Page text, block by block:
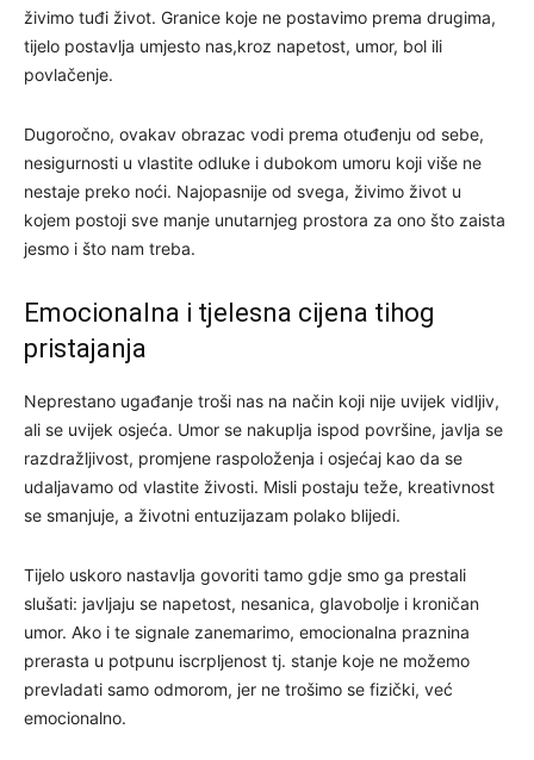
živimo tuđi život. Granice koje ne postavimo prema drugima,
tijelo postavlja umjesto nas,kroz napetost, umor, bol ili
povlačenje.
Dugoročno, ovakav obrazac vodi prema otuđenju od sebe,
nesigurnosti u vlastite odluke i dubokom umoru koji više ne
nestaje preko noći. Najopasnije od svega, živimo život u
kojem postoji sve manje unutarnjeg prostora za ono što zaista
jesmo i što nam treba.
Emocionalna i tjelesna cijena tihog
pristajanja
Neprestano ugađanje troši nas na način koji nije uvijek vidljiv,
ali se uvijek osjeća. Umor se nakuplja ispod površine, javlja se
razdražljivost, promjene raspoloženja i osjećaj kao da se
udaljavamo od vlastite živosti. Misli postaju teže, kreativnost
se smanjuje, a životni entuzijazam polako blijedi.
Tijelo uskoro nastavlja govoriti tamo gdje smo ga prestali
slušati: javljaju se napetost, nesanica, glavobolje i kroničan
umor. Ako i te signale zanemarimo, emocionalna praznina
prerasta u potpunu iscrpljenost tj. stanje koje ne možemo
prevladati samo odmorom, jer ne trošimo se fizički, već
emocionalno.